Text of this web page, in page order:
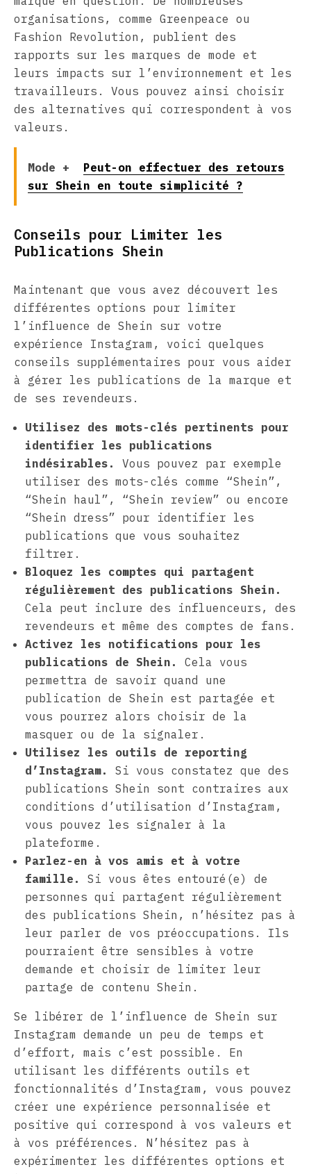
organisations, comme Greenpeace ou
Fashion Revolution, publient des
rapports sur les marques de mode et
leurs impacts sur l’environnement et les
travailleurs. Vous pouvez ainsi choisir
des alternatives qui correspondent à vos
valeurs.
Mode +
Peut-on effectuer des retours
sur Shein en toute simplicité ?
Conseils pour Limiter les
Publications Shein
Maintenant que vous avez découvert les
différentes options pour limiter
l’influence de Shein sur votre
expérience Instagram, voici quelques
conseils supplémentaires pour vous aider
à gérer les publications de la marque et
de ses revendeurs.
Utilisez des mots-clés pertinents pour
identifier les publications
indésirables.
Vous pouvez par exemple
utiliser des mots-clés comme “Shein”,
“Shein haul”, “Shein review” ou encore
“Shein dress” pour identifier les
publications que vous souhaitez
filtrer.
Bloquez les comptes qui partagent
régulièrement des publications Shein.
Cela peut inclure des influenceurs, des
revendeurs et même des comptes de fans.
Activez les notifications pour les
publications de Shein.
Cela vous
permettra de savoir quand une
publication de Shein est partagée et
vous pourrez alors choisir de la
masquer ou de la signaler.
Utilisez les outils de reporting
d’Instagram.
Si vous constatez que des
publications Shein sont contraires aux
conditions d’utilisation d’Instagram,
vous pouvez les signaler à la
plateforme.
Parlez-en à vos amis et à votre
famille.
Si vous êtes entouré(e) de
personnes qui partagent régulièrement
des publications Shein, n’hésitez pas à
leur parler de vos préoccupations. Ils
pourraient être sensibles à votre
demande et choisir de limiter leur
partage de contenu Shein.
Se libérer de l’influence de Shein sur
Instagram demande un peu de temps et
d’effort, mais c’est possible. En
utilisant les différents outils et
fonctionnalités d’Instagram, vous pouvez
créer une expérience personnalisée et
positive qui correspond à vos valeurs et
à vos préférences. N’hésitez pas à
expérimenter les différentes options et